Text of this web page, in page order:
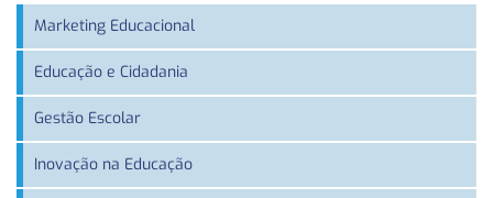
Marketing Educacional
Educação e Cidadania
Gestão Escolar
Inovação na Educação